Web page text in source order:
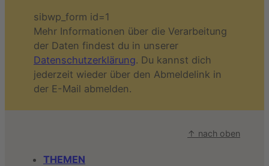
sibwp_form id=1
Mehr Informationen über die Verarbeitung
der Daten findest du in unserer
Datenschutzerklärung. Du kannst dich
jederzeit wieder über den Abmeldelink in
der E-Mail abmelden.
↑ nach oben
THEMEN